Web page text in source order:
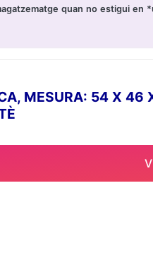
quan no estigui en
MESURA: 54 X 46